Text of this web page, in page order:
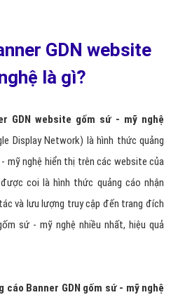
GDN website
là gì?
GDN website gốm sứ - mỹ nghệ
Display Network) là hình thức quảng
mỹ nghệ hiển thị trên các website của
coi là hình thức quảng cáo nhận
và lưu lượng truy cập đến trang đích
sứ - mỹ nghệ nhiều nhất, hiệu quả
cáo Banner GDN gốm sứ - mỹ nghệ